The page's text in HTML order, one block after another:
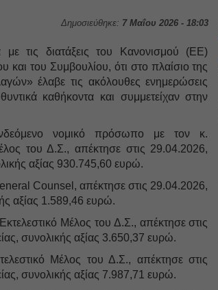
Δημοσιεύθηκε: 7 Μαΐου 2026 - 18:03
τις διατάξεις του Κανονισμού (ΕΕ)
του Συμβουλίου, ότι στο πλαίσιο της
έλαβε τις ακόλουθες ενημερώσεις
καθήκοντα και συμμετείχαν στην
νομικό πρόσωπο με τον κ.
του Δ.Σ., απέκτησε στις 29.04.2026,
αξίας 930.745,60 ευρώ.
Counsel, απέκτησε στις 29.04.2026,
αξίας 1.589,46 ευρώ.
Μέλος του Δ.Σ., απέκτησε στις
συνολικής αξίας 3.650,37 ευρώ.
Μέλος του Δ.Σ., απέκτησε στις
συνολικής αξίας 7.987,71 ευρώ.